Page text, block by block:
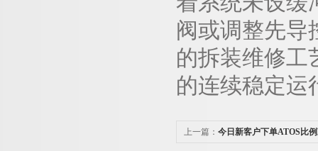
阀或调整先导
的拆装维修工
的连续稳定运
上一篇： 今日新客户下单ATOS比